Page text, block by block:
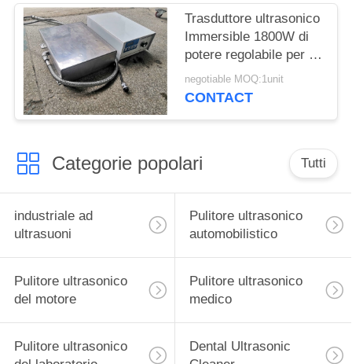
Trasduttore ultrasonico
Immersible 1800W di
potere regolabile per le
grandi parti della muffa
negotiable MOQ:1unit
CONTACT
Categorie popolari Tutti
industriale ad
ultrasuoni
Pulitore ultrasonico
automobilistico
Pulitore ultrasonico
del motore
Pulitore ultrasonico
medico
Pulitore ultrasonico
Dental Ultrasonic